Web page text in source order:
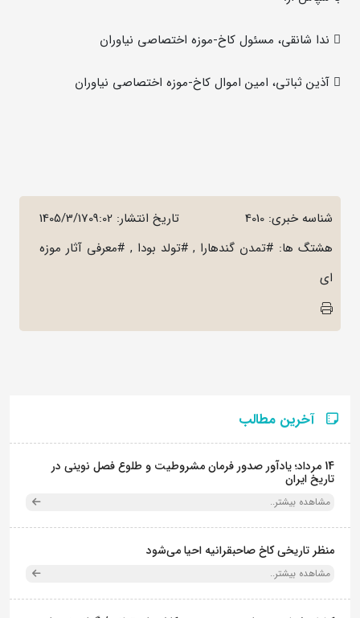
 ندا شانقی، مسئول کاخ-موزه اختصاصی نیاوران
 آذین ثباتی، امین اموال کاخ-موزه اختصاصی نیاوران
شناسه خبری: 4010 تاریخ انتشار: 1405/3/1709:02
هشتگ ها: #تمدن گندهارا , #تولد بودا , #معرفی آثار موزه
ای
آخرین مطالب
14 مرداد؛ یادآور صدور فرمان مشروطیت و طلوع فصل نوینی در
تاریخ ایران
مشاهده بیشتر..
منظر تاریخی کاخ صاحبقرانیه احیا می‌شود
مشاهده بیشتر..